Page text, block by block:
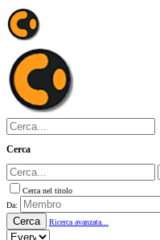
Cerca
Cerca nel titolo
Da:
Cerca Ricerca avanzata...